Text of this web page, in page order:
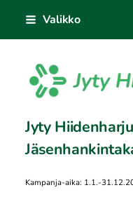
sisältöön
Valikko
Jyty
Kampanja-aika: 1.1.-